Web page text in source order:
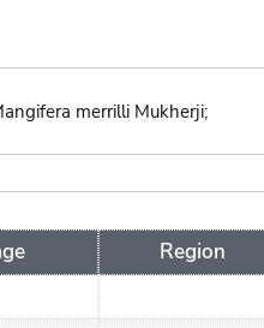
merrilli Mukherji;
Region